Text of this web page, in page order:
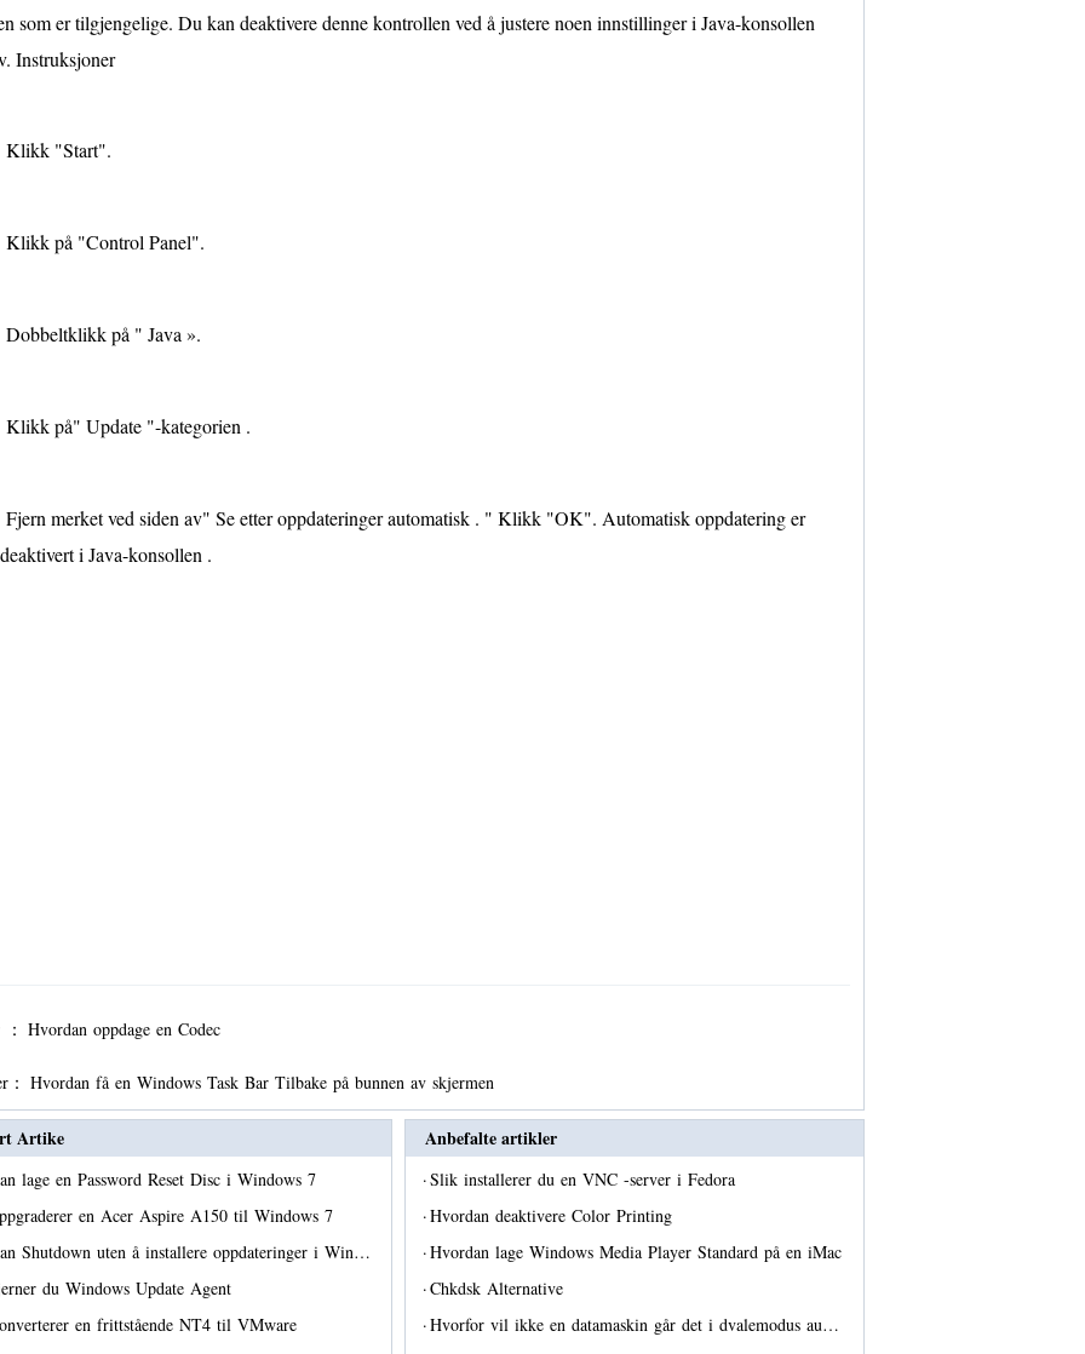
som er tilgjengelige. Du kan deaktivere denne kontrollen ved å justere noen innstillinger i Java-konsollen
Instruksjoner
Klikk "Start".
Klikk på "Control Panel".
Dobbeltklikk på " Java ».
Klikk på" Update "-kategorien .
Fjern merket ved siden av" Se etter oppdateringer automatisk . " Klikk "OK". Automatisk oppdatering er
i Java-konsollen .
Hvordan oppdage en Codec
： Hvordan få en Windows Task Bar Tilbake på bunnen av skjermen
Artike
lage en Password Reset Disc i Windows 7
en Acer Aspire A150 til Windows 7
Shutdown uten å installere oppdateringer i Win…
du Windows Update Agent
en frittstående NT4 til VMware
Anbefalte artikler
·Slik installerer du en VNC -server i Fedora
·Hvordan deaktivere Color Printing
·Hvordan lage Windows Media Player Standard på en iMac
·Chkdsk Alternative
·Hvorfor vil ikke en datamaskin går det i dvalemodus au…